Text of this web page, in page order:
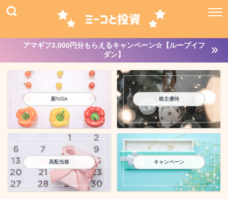
アマギフ3,000円分もらえるキャンペーン☆【ループイフ
ダン】
新NISA 株主優待
高配当株 キャンペーン